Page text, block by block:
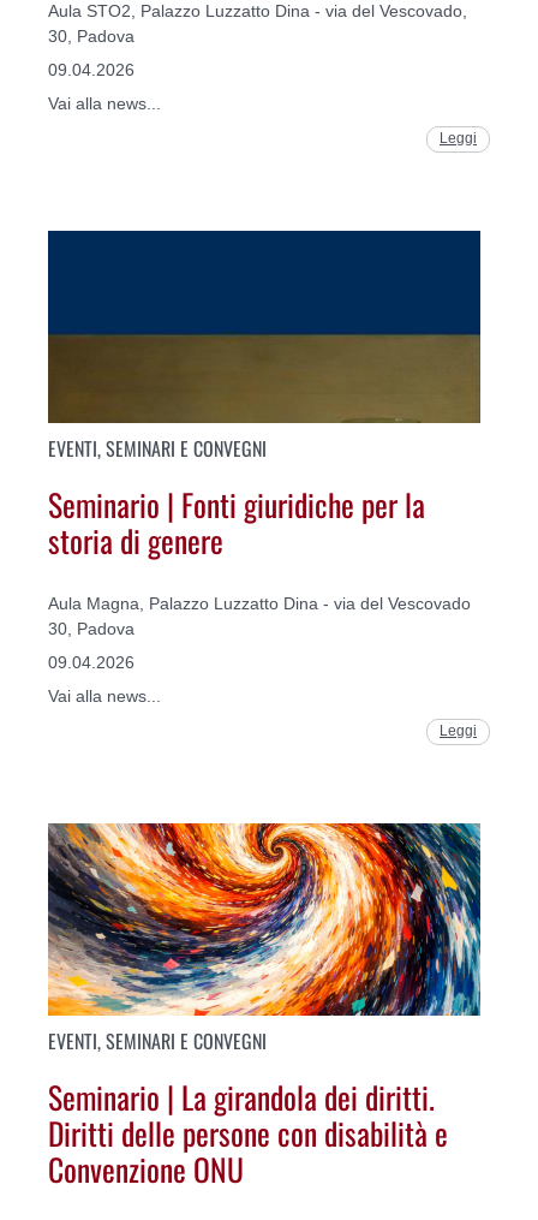
Aula STO2, Palazzo Luzzatto Dina - via del Vescovado,
30, Padova
09.04.2026
Vai alla news...
Leggi
EVENTI, SEMINARI E CONVEGNI
Seminario | Fonti giuridiche per la
storia di genere
Aula Magna, Palazzo Luzzatto Dina - via del Vescovado
30, Padova
09.04.2026
Vai alla news...
Leggi
EVENTI, SEMINARI E CONVEGNI
Seminario | La girandola dei diritti.
Diritti delle persone con disabilità e
Convenzione ONU